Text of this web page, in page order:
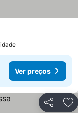
Ver preços
Partilhar